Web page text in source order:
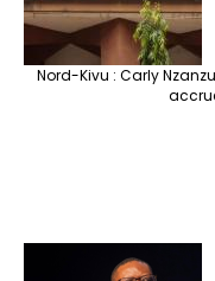
Nord-Kivu : Carly